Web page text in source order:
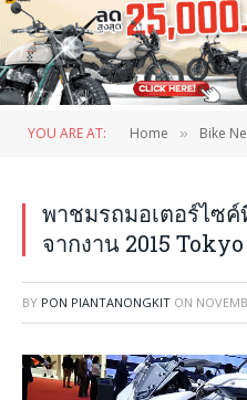
YOU ARE AT: Home » Bike
พาชมรถมอเตอร์ไซ
จากงาน 2015
BY PON PIANTANONGKIT ON